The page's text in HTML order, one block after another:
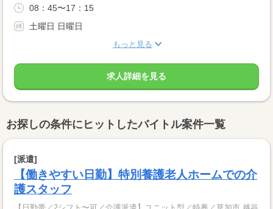
08：45〜17：15
土曜日 日曜日
もっと見る
求人詳細を見る
お探しの条件にヒットしたバイトル案件一覧
[派遣]
【働きやすい日勤】特別養護老人ホームでの介
護スタッフ